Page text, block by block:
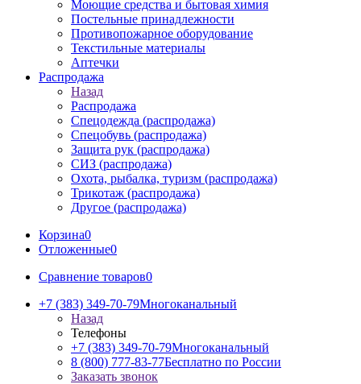
Моющие средства и бытовая химия
Постельные принадлежности
Противопожарное оборудование
Текстильные материалы
Аптечки
Распродажа
Назад
Распродажа
Спецодежда (распродажа)
Спецобувь (распродажа)
Защита рук (распродажа)
СИЗ (распродажа)
Охота, рыбалка, туризм (распродажа)
Трикотаж (распродажа)
Другое (распродажа)
Корзина0
Отложенные0
Сравнение товаров0
+7 (383) 349-70-79Многоканальный
Назад
Телефоны
+7 (383) 349-70-79Многоканальный
8 (800) 777-83-77Бесплатно по России
Заказать звонок